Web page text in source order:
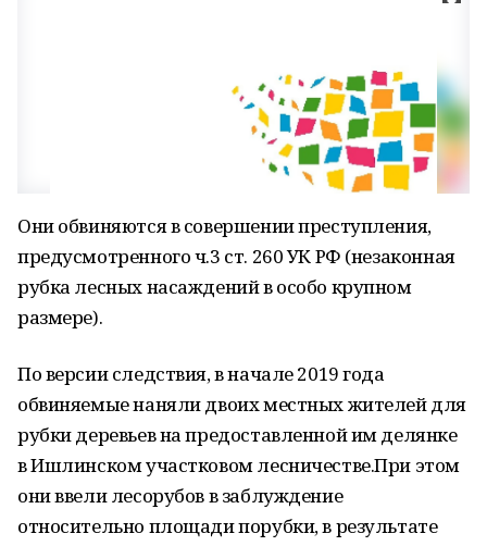
Они обвиняются в совершении преступления,
предусмотренного ч.3 ст. 260 УК РФ (незаконная
рубка лесных насаждений в особо крупном
размере).
По версии следствия, в начале 2019 года
обвиняемые наняли двоих местных жителей для
рубки деревьев на предоставленной им делянке
в Ишлинском участковом лесничестве.При этом
они ввели лесорубов в заблуждение
относительно площади порубки, в результате